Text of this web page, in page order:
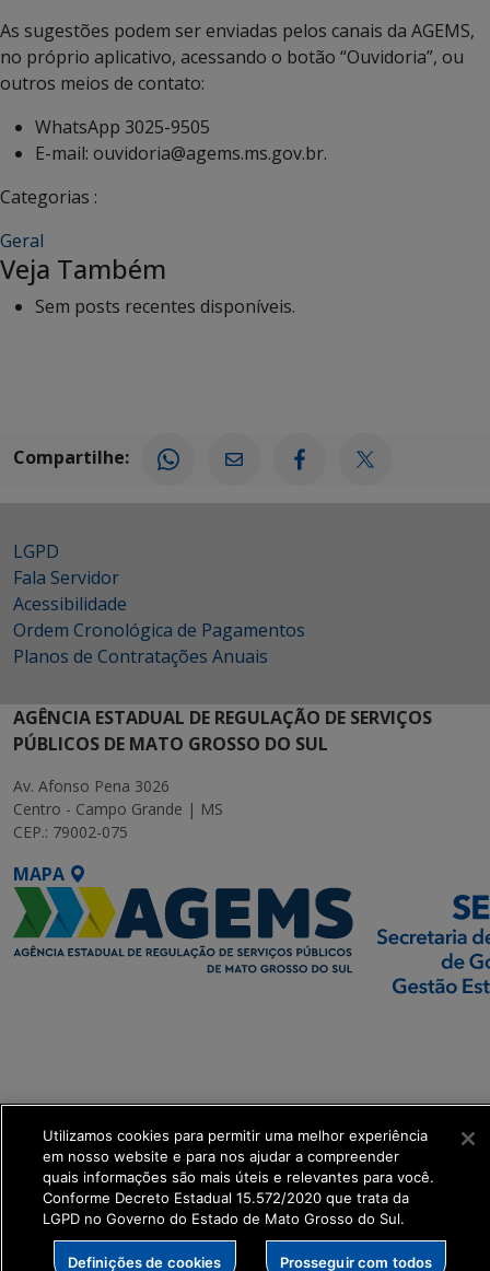
As sugestões podem ser enviadas pelos canais da AGEMS,
no próprio aplicativo, acessando o botão “Ouvidoria”, ou
outros meios de contato:
WhatsApp 3025-9505
E-mail: ouvidoria@agems.ms.gov.br.
Categorias :
Geral
Veja Também
Sem posts recentes disponíveis.
Compartilhe:
LGPD
Fala Servidor
Acessibilidade
Ordem Cronológica de Pagamentos
Planos de Contratações Anuais
AGÊNCIA ESTADUAL DE REGULAÇÃO DE SERVIÇOS
PÚBLICOS DE MATO GROSSO DO SUL
Av. Afonso Pena 3026
Centro - Campo Grande | MS
CEP.: 79002-075
MAPA
get_footer();
Utilizamos cookies para permitir uma melhor experiência
em nosso website e para nos ajudar a compreender
quais informações são mais úteis e relevantes para você.
Conforme Decreto Estadual 15.572/2020 que trata da
LGPD no Governo do Estado de Mato Grosso do Sul.
Definições de cookies Prosseguir com todos